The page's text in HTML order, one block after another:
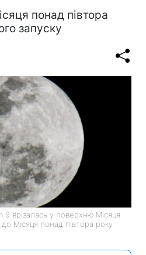
понад півтора
запуску
9 врізалась у поверхню Місяця
Місяця понад півтора року